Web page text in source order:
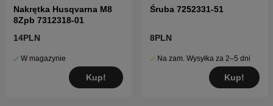
Nakrętka Husqvarna M8
8Zpb 7312318-01
14PLN
W magazynie
Kup!
Śruba 7252331-51
8PLN
Na zam. Wysyłka za 2–5 dni
Kup!